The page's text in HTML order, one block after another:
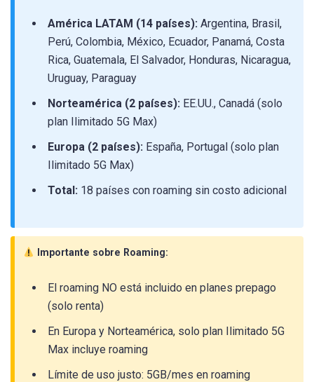
América LATAM (14 países): Argentina, Brasil,
Perú, Colombia, México, Ecuador, Panamá, Costa
Rica, Guatemala, El Salvador, Honduras, Nicaragua,
Uruguay, Paraguay
Norteamérica (2 países): EE.UU., Canadá (solo
plan Ilimitado 5G Max)
Europa (2 países): España, Portugal (solo plan
Ilimitado 5G Max)
Total: 18 países con roaming sin costo adicional
Importante sobre Roaming:
El roaming NO está incluido en planes prepago
(solo renta)
En Europa y Norteamérica, solo plan Ilimitado 5G
Max incluye roaming
Límite de uso justo: 5GB/mes en roaming